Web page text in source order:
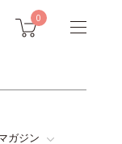
0
ガジン